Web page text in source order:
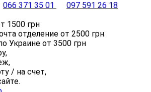
066 371 35 01
097 591 26 18
1500 грн
отделение от 2500 грн
Украине от 3500 грн
/ на счет,